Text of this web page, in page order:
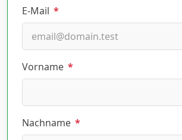
E-Mail *
Vorname *
Nachname *